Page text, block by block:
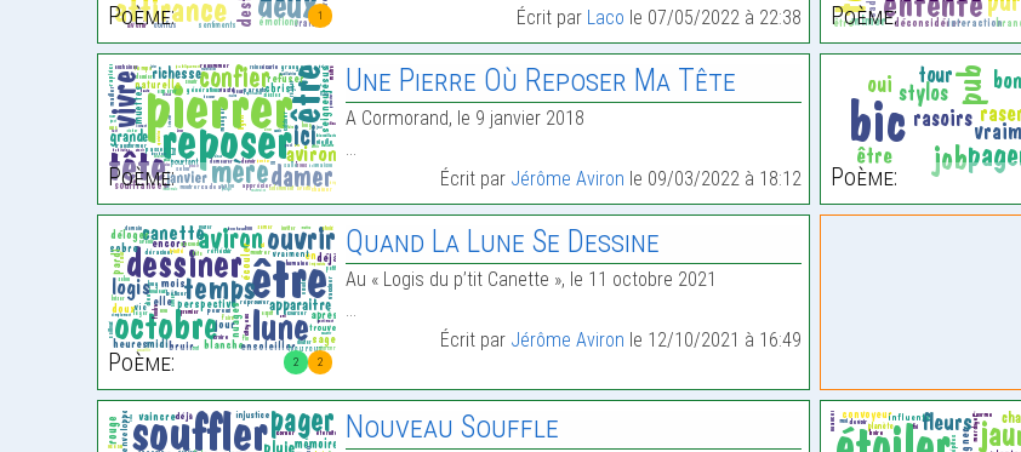
1
Poème:
Écrit par Laco le 07/05/2022 à 22:38 Poème:
Poème:
Une Pierre Où Reposer Ma Tête
A Cormorand, le 9 janvier 2018
…
Écrit par Jérôme Aviron le 09/03/2022 à 18:12 Poème:
2 2
Poème:
Quand La Lune Se Dessine
Au « Logis du p’tit Canette », le 11 octobre 2021
…
Écrit par Jérôme Aviron le 12/10/2021 à 16:49
Nouveau Souffle